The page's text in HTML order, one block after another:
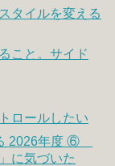
タイルを変える
こと。サイド
ロールしたい
2026年度 ⑥
に気づいた